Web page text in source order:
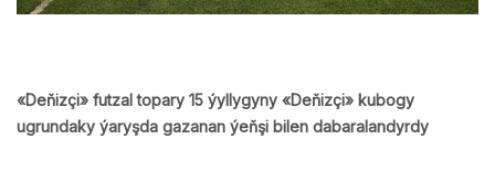
«Deňizçi» futzal topary 15 ýyllygyny «Deňizçi» kubogy
ugrundaky ýaryşda gazanan ýeňşi bilen dabaralandyrdy